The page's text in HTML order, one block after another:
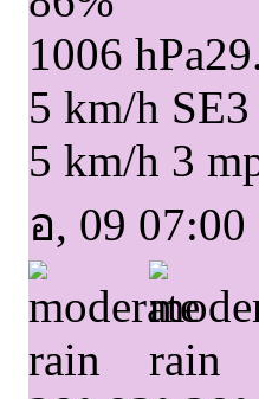
1006 hPa
5 km/h SE
5 km/h 3
อ, 09 07:00